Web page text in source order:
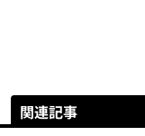
関連記事